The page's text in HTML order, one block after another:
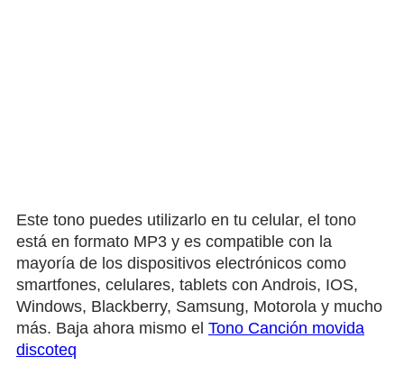
Este tono puedes utilizarlo en tu celular, el tono
está en formato MP3 y es compatible con la
mayoría de los dispositivos electrónicos como
smartfones, celulares, tablets con Androis, IOS,
Windows, Blackberry, Samsung, Motorola y mucho
más. Baja ahora mismo el Tono Canción movida
discoteq